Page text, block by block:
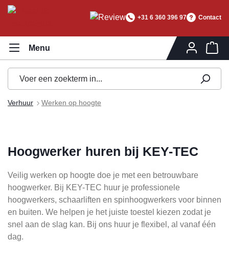
+31 6 360 396 97 Contact
Verhuur Werken op hoogte
Hoogwerker huren bij KEY-TEC
Veilig werken op hoogte doe je met een betrouwbare
hoogwerker. Bij KEY-TEC huur je professionele
hoogwerkers, schaarliften en spinhoogwerkers voor binnen
en buiten. We helpen je het juiste toestel kiezen zodat je
snel aan de slag kan. Bij ons huur je flexibel, al vanaf één
dag.